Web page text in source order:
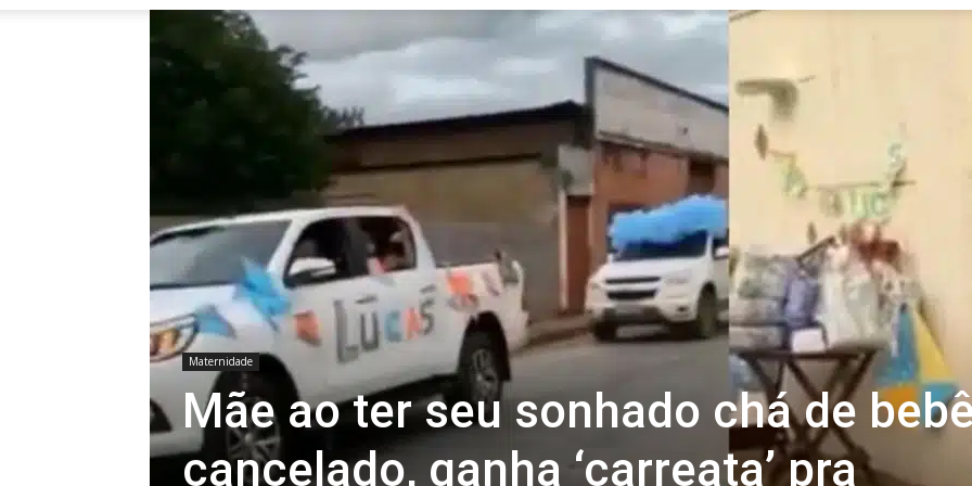
Revista
Carpe
Diem
Maternidade
Mãe ao ter seu sonhado chá de
cancelado, ganha ‘carreata’ pra